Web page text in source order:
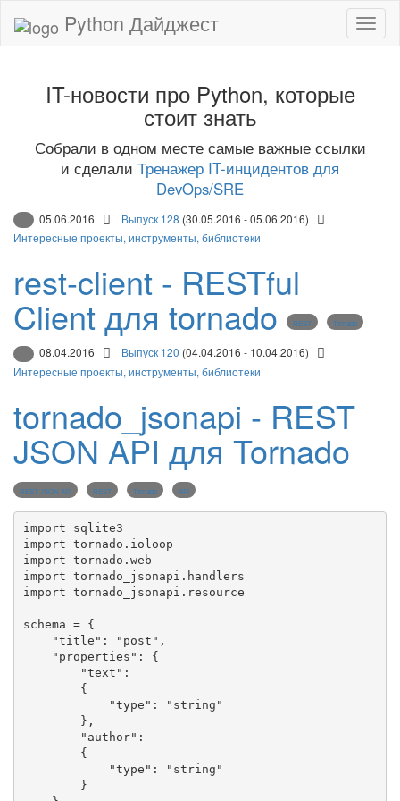
Python Дайджест
IT-новости про Python, которые
стоит знать
Собрали в одном месте самые важные ссылки
и сделали Тренажер IT-инцидентов для
DevOps/SRE
05.06.2016 Выпуск 128 (30.05.2016 - 05.06.2016)
Интересные проекты, инструменты, библиотеки
rest-client - RESTful
Client для tornado REST Tornado
08.04.2016 Выпуск 120 (04.04.2016 - 10.04.2016)
Интересные проекты, инструменты, библиотеки
tornado_jsonapi - REST
JSON API для Tornado
REST JSON API REST Tornado API
import
import
import
import
import tornado_jsonapi.resource
schema = {
"title " : " post " ,
" properties " : {
"text " :
        {
"type " : " string "
        },
" author" :
        {
"type " : " string "
        }